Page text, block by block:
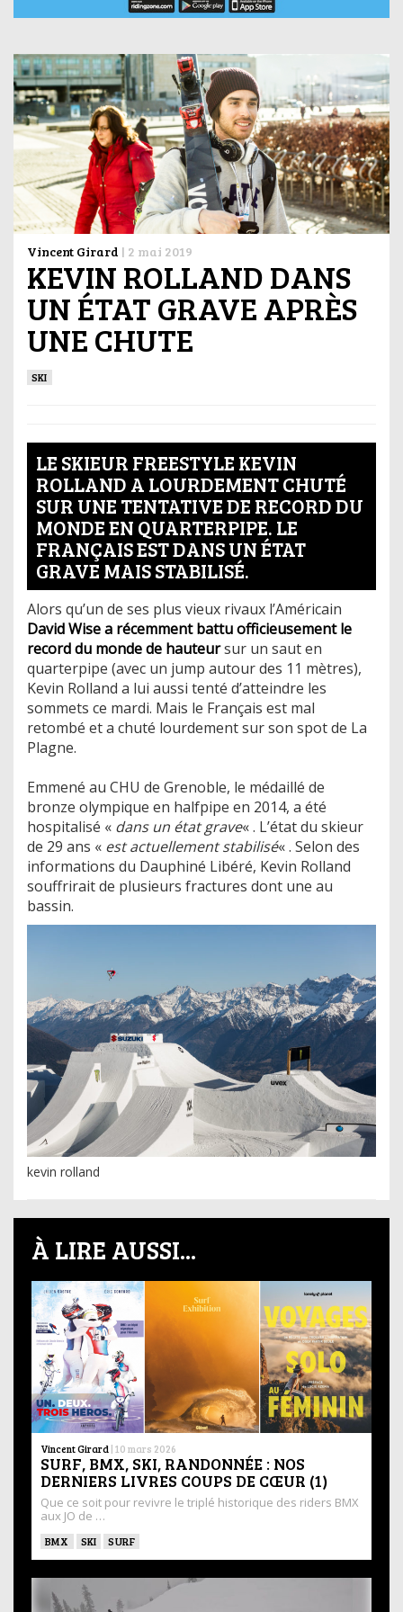
Vincent Girard | 2 mai 2019
KEVIN ROLLAND DANS
UN ÉTAT GRAVE APRÈS
UNE CHUTE
SKI
LE SKIEUR FREESTYLE KEVIN
ROLLAND A LOURDEMENT CHUTÉ
SUR UNE TENTATIVE DE RECORD DU
MONDE EN QUARTERPIPE. LE
FRANÇAIS EST DANS UN ÉTAT
GRAVE MAIS STABILISÉ.
Alors qu’un de ses plus vieux rivaux l’Américain
David Wise a récemment battu officieusement le
record du monde de hauteursur un saut en
quarterpipe (avec un jump autour des 11 mètres),
Kevin Rolland a lui aussi tenté d’atteindre les
sommets ce mardi. Mais le Français est mal
retombé et a chuté lourdement sur son spot de La
Plagne.
Emmené au CHU de Grenoble, le médaillé de
bronze olympique en halfpipe en 2014, a été
hospitalisé « dans un état grave« . L’état du skieur
de 29 ans « est actuellement stabilisé« . Selon des
informations du Dauphiné Libéré, Kevin Rolland
souffrirait de plusieurs fractures dont une au
bassin.
kevin rolland
À LIRE AUSSI...
Vincent Girard | 10 mars 2026
SURF, BMX, SKI, RANDONNÉE : NOS
DERNIERS LIVRES COUPS DE CŒUR (1)
Que ce soit pour revivre le triplé historique des riders BMX
aux JO de …
BMX SKI SURF